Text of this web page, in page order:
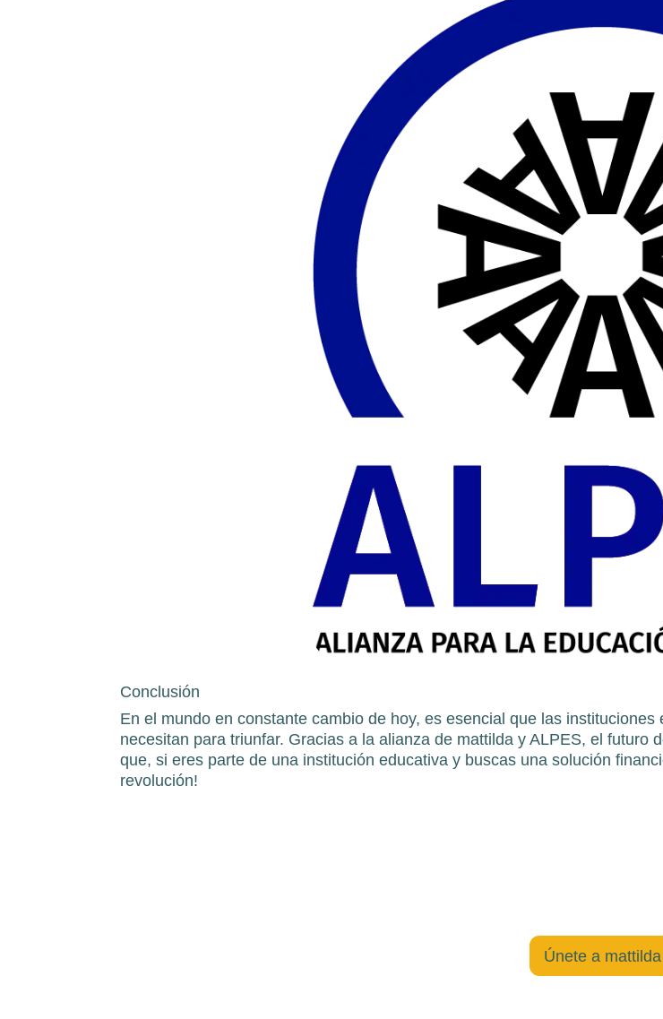
Conclusión
En el mundo en constante cambio de hoy, es esencial que las
necesitan para triunfar. Gracias a la alianza de mattilda y ALPES, el futuro
que, si eres parte de una institución educativa y buscas una solución
revolución!
Únete a mattilda